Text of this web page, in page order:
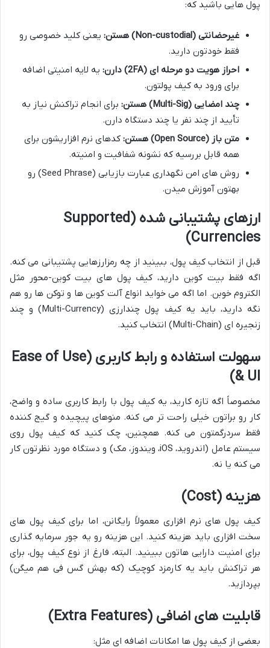
پول هایی باشید که:
غیرحضانتی (Non-custodial) هستن:
یعنی کلید خصوصی رو
فقط خودتون دارید.
احراز هویت دو مرحله ای (2FA) دارن:
یه لایه امنیتی اضافه
برای ورود به کیف پولتون.
چند امضایی (Multi-Sig) هستن:
برای انجام تراکنش نیاز به
تأیید از چند نفر یا چند دستگاه دارن.
متن باز (Open Source) هستن:
کدهای نرم افزاریشون برای
همه قابل بررسیه که نشونه شفافیت و امنیته.
روش های امن نگهداری عبارت بازیابی (Seed Phrase) رو
بهتون آموزش میدن.
ارزهای پشتیبانی شده (Supported
Currencies)
قبل از انتخاب کیف پول، ببینید از چه رمزارزهایی پشتیبانی می کنه.
اگه فقط بیت کوین دارید، کیف پول های بیت کوین-محور مثل
الکتروم خوبن. اما اگه می خواید انواع آلت کوین ها و توکن ها رو هم
نگه دارید، باید یه کیف پول چندارزی (Multi-Currency) و چند
زنجیره ای (Multi-Chain) انتخاب کنید.
سهولت استفاده و رابط کاربری (Ease of Use
& UI)
مخصوصاً اگه تازه کارید، یه کیف پول با رابط کاربری ساده و واضح،
کار رو براتون خیلی راحت تر می کنه. منوهای پیچیده و گیج کننده
فقط سردرگمتون می کنه. همچنین، چک کنید که کیف پول روی
سیستم عامل (اندروید، iOS، ویندوز، مک) و دستگاه مورد نظرتون کار
می کنه یا نه.
هزینه (Cost)
کیف پول های نرم افزاری معمولاً رایگانن، اما برای کیف پول های
سخت افزاری باید هزینه کنید. این هزینه رو یه جور سرمایه گذاری
برای امنیت دارایی هاتون ببینید. البته، فارغ از نوع کیف پول، برای
هر تراکنش باید یه کارمزد کوچیک (که بهش گس فی هم میگن)
بپردازید.
قابلیت های اضافی (Extra Features)
بعضی از کیف پول ها امکانات اضافه ای مثل: